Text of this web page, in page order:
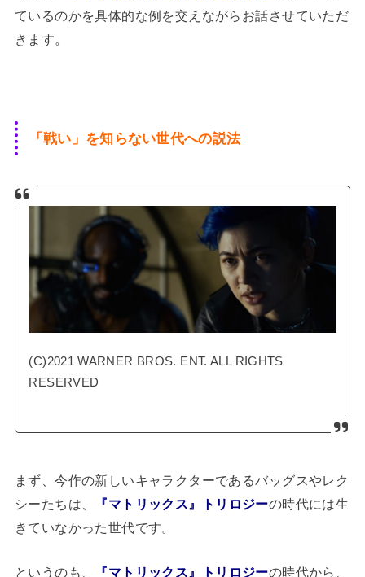
ているのかを具体的な例を交えながらお話させていただ
きます。
「戦い」を知らない世代への説法
(C)2021 WARNER BROS. ENT. ALL RIGHTS
RESERVED
まず、今作の新しいキャラクターであるバッグスやレク
シーたちは、
『マトリックス』トリロジーの時代には生
きていなかった世代です。
というのも、 『マトリックス』トリロジーの時代から、